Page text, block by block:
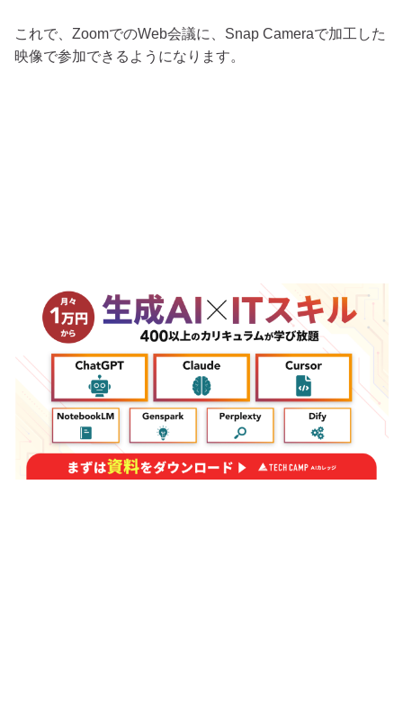
これで、ZoomでのWeb会議に、Snap Cameraで加工した
映像で参加できるようになります。